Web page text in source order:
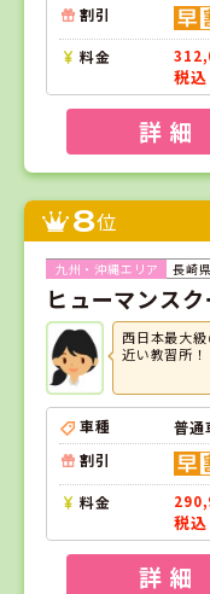
割引
料金
税
詳 細
8位
長崎県
ヒューマンス
西日本最大
近い教習所！
車種
普通
割引
料金
税
詳 細